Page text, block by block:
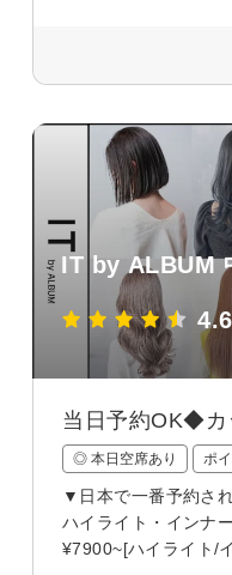
IT by ALBUM
4.6
当日予約OK◆カ
◎ 本日空席あり ポ
▼日本で一番予約さ
ハイライト・インナ
¥7900~[ハイライト/